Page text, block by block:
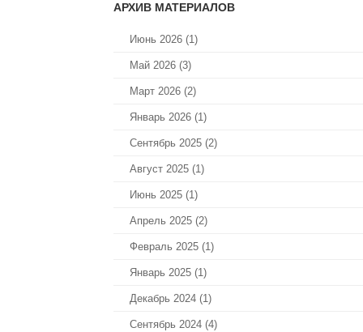
АРХИВ МАТЕРИАЛОВ
Июнь 2026 (1)
Май 2026 (3)
Март 2026 (2)
Январь 2026 (1)
Сентябрь 2025 (2)
Август 2025 (1)
Июнь 2025 (1)
Апрель 2025 (2)
Февраль 2025 (1)
Январь 2025 (1)
Декабрь 2024 (1)
Сентябрь 2024 (4)